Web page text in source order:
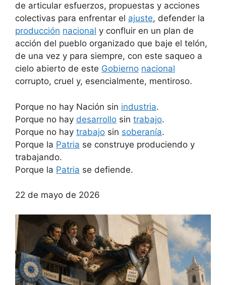
de articular esfuerzos, propuestas y acciones
colectivas para enfrentar el ajuste, defender la
producción nacional y confluir en un plan de
acción del pueblo organizado que baje el telón,
de una vez y para siempre, con este saqueo a
cielo abierto de este Gobierno nacional
corrupto, cruel y, esencialmente, mentiroso.
Porque no hay Nación sin industria.
Porque no hay desarrollo sin trabajo.
Porque no hay trabajo sin soberanía.
Porque la Patria se construye produciendo y
trabajando.
Porque la Patria se defiende.
22 de mayo de 2026